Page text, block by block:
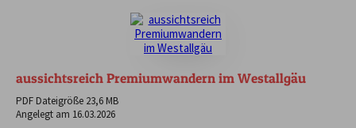
aussichtsreich Premiumwandern im Westallgäu
PDF Dateigröße 23,6 MB
Angelegt am 16.03.2026